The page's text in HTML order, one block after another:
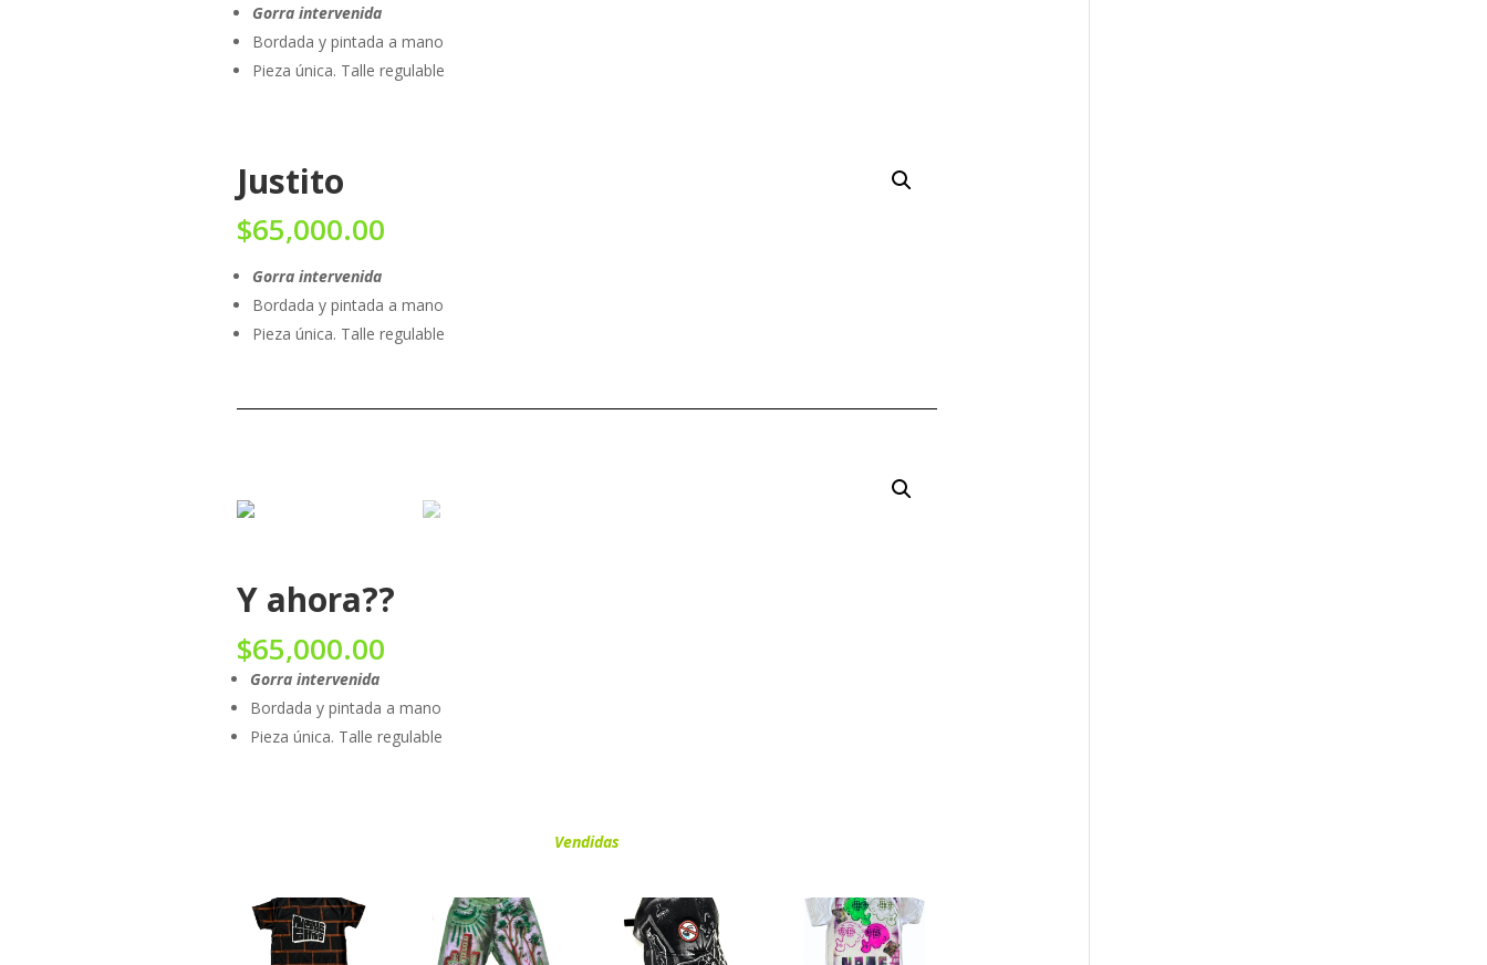
Gorra intervenida
Bordada y pintada a mano
Pieza única. Talle regulable
Justito
$65,000.00
Gorra intervenida
Bordada y pintada a mano
Pieza única. Talle regulable
Y ahora??
$65,000.00
Gorra intervenida
Bordada y pintada a mano
Pieza única. Talle regulable
Vendidas